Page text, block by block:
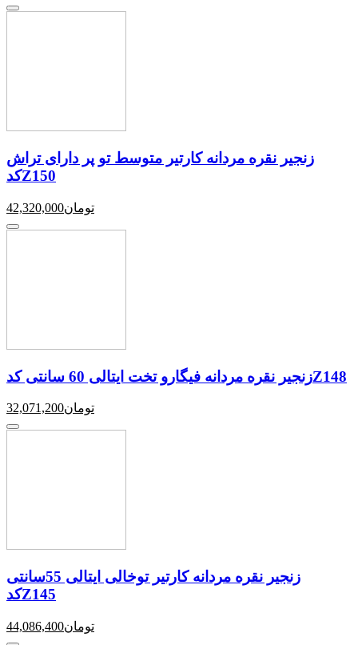
زنجیر نقره مردانه کارتیر متوسط تو پر دارای تراش
کدZ150
42,320,000تومان
زنجیر نقره مردانه فیگارو تخت ایتالی 60 سانتی کدZ148
32,071,200تومان
زنجیر نقره مردانه کارتیر توخالی ایتالی 55سانتی
کدZ145
44,086,400تومان